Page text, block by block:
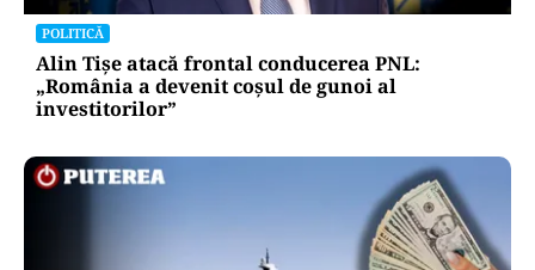
POLITICĂ
Alin Tișe atacă frontal conducerea PNL:
„România a devenit coșul de gunoi al
investitorilor”